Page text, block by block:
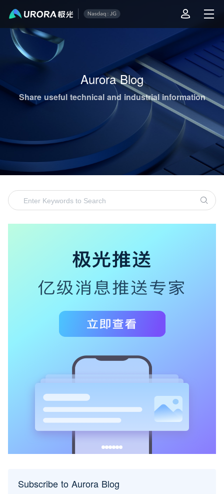
Aurora Blog
Share useful technical and industrial information
Subscribe to Aurora Blog